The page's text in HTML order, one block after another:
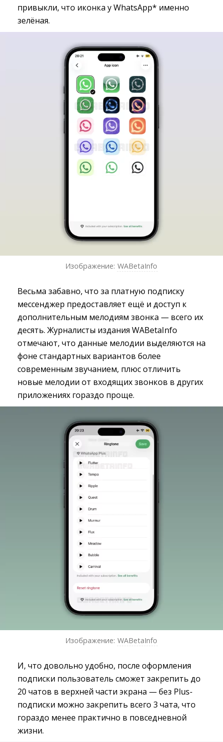
привыкли, что иконка у WhatsApp* именно
зелёная.
Изображение: WABetaInfo
Весьма забавно, что за платную подписку
мессенджер предоставляет ещё и доступ к
дополнительным мелодиям звонка — всего их
десять. Журналисты издания WABetaInfo
отмечают, что данные мелодии выделяются на
фоне стандартных вариантов более
современным звучанием, плюс отличить
новые мелодии от входящих звонков в других
приложениях гораздо проще.
Изображение: WABetaInfo
И, что довольно удобно, после оформления
подписки пользователь сможет закрепить до
20 чатов в верхней части экрана — без Plus-
подписки можно закрепить всего 3 чата, что
гораздо менее практично в повседневной
жизни.